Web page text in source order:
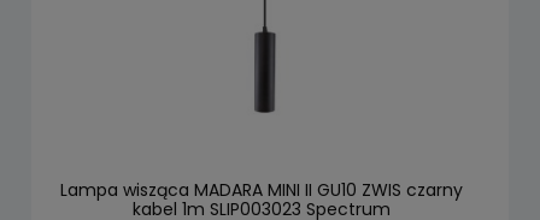
Lampa wisząca MADARA MINI II GU10 ZWIS czarny
kabel 1m SLIP003023 Spectrum